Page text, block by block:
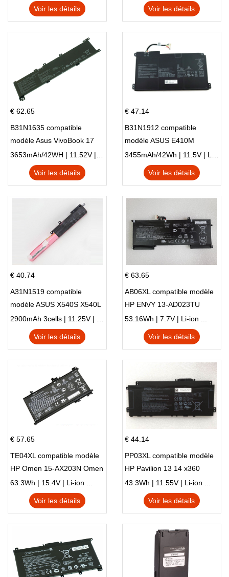
Voir les détails Voir les détails
€ 62.65
B31N1635 compatible
modèle Asus VivoBook 17
X705NC X705UA X705UV
X705UN X705UD
3653mAh/42WH | 11.52V | Li-ion ...
Voir les détails
€ 47.14
B31N1912 compatible
modèle ASUS E410M
E410MA L410MA
3455mAh/42Wh | 11.5V | Li-ion ...
Voir les détails
€ 40.74
A31N1519 compatible
modèle ASUS X540S X540L
X540LA-SI302 X540SA
X540S
2900mAh 3cells | 11.25V | Li-ion ...
Voir les détails
€ 63.65
AB06XL compatible modèle
HP ENVY 13-AD023TU
HSTNN-DB8C 921438-855
TPN-I128
53.16Wh | 7.7V | Li-ion ...
Voir les détails
€ 57.65
TE04XL compatible modèle
HP Omen 15-AX203N Omen
15 Series Pavilion 15 Series
63.3Wh | 15.4V | Li-ion ...
Voir les détails
€ 44.14
PP03XL compatible modèle
HP Pavilion 13 14 x360
L83388-AC1 L83388-421
HSTNN-LB8S M01118-421
M01144-005 13-BB 14-DV
43.3Wh | 11.55V | Li-ion ...
Voir les détails